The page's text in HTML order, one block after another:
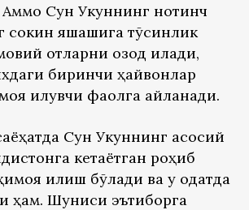
Сун Укуннинг нотинч
сокин яшашига тўсқинлик
отларни озод қилади,
биринчи ҳайвонлар
қилувчи фаолга айланади.
Сун Укуннинг асосий
кетаётган роҳиб
қилиш бўлади ва у одатда
ҳам. Шуниси эътиборга